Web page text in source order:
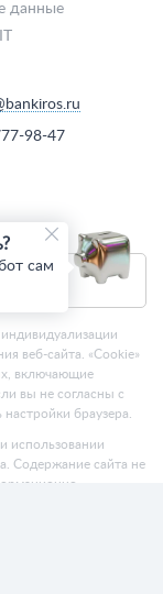
данные
98-47
индивидуализации
веб-сайта. «Cookie»
включающие
вы не согласны с
браузера.
использовании
Содержание сайта не
сам